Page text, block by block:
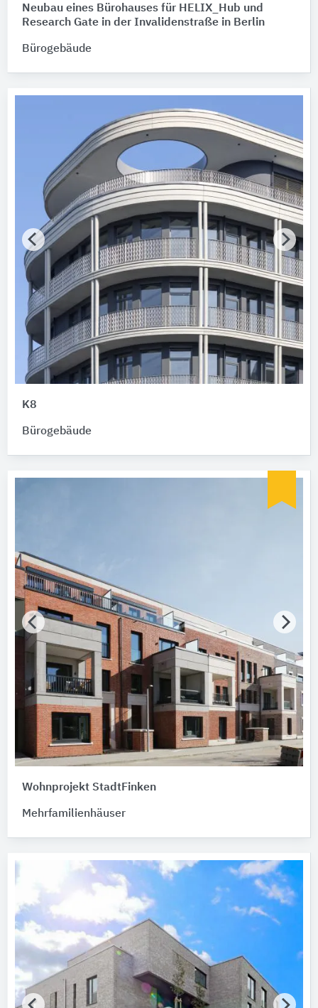
Neubau eines Bürohauses für HELIX_Hub und
Research Gate in der Invalidenstraße in Berlin
Bürogebäude
K8
Bürogebäude
Wohnprojekt StadtFinken
Mehrfamilienhäuser